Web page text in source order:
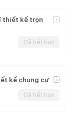
thiết kế trọn
Đã hết hạn
kế chung cư
Đã hết hạn